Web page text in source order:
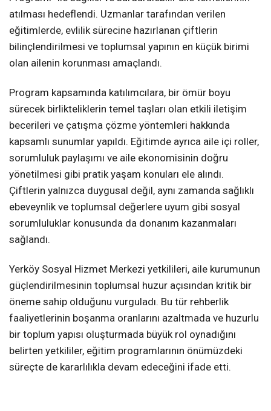
atılması hedeflendi. Uzmanlar tarafından verilen
eğitimlerde, evlilik sürecine hazırlanan çiftlerin
bilinçlendirilmesi ve toplumsal yapının en küçük birimi
olan ailenin korunması amaçlandı.
Program kapsamında katılımcılara, bir ömür boyu
sürecek birlikteliklerin temel taşları olan etkili iletişim
becerileri ve çatışma çözme yöntemleri hakkında
kapsamlı sunumlar yapıldı. Eğitimde ayrıca aile içi roller,
sorumluluk paylaşımı ve aile ekonomisinin doğru
yönetilmesi gibi pratik yaşam konuları ele alındı.
Çiftlerin yalnızca duygusal değil, aynı zamanda sağlıklı
ebeveynlik ve toplumsal değerlere uyum gibi sosyal
sorumluluklar konusunda da donanım kazanmaları
sağlandı.
Yerköy Sosyal Hizmet Merkezi yetkilileri, aile kurumunun
güçlendirilmesinin toplumsal huzur açısından kritik bir
öneme sahip olduğunu vurguladı. Bu tür rehberlik
faaliyetlerinin boşanma oranlarını azaltmada ve huzurlu
bir toplum yapısı oluşturmada büyük rol oynadığını
belirten yetkililer, eğitim programlarının önümüzdeki
süreçte de kararlılıkla devam edeceğini ifade etti.